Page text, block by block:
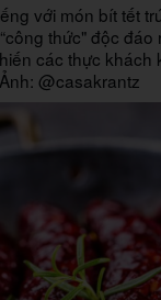
với món bít tết
thức" độc đáo
các thực khách
Ảnh: @casakrantz